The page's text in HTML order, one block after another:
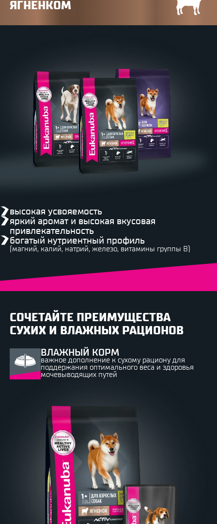
ЯГНЕНКОМ
высокая усвояемость
яркий аромат и высокая вкусовая
привлекательность
богатый нутриентный профиль
(магний, калий, натрий, железо, витамины группы B)
СОЧЕТАЙТЕ ПРЕИМУЩЕСТВА
СУХИХ И ВЛАЖНЫХ РАЦИОНОВ
ВЛАЖНЫЙ КОРМ
важное дополнение к сухому рациону для
поддержания оптимального веса и здоровья
мочевыводящих путей